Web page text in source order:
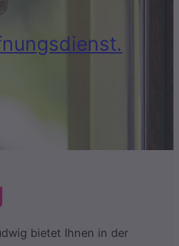
bietet Ihnen in der